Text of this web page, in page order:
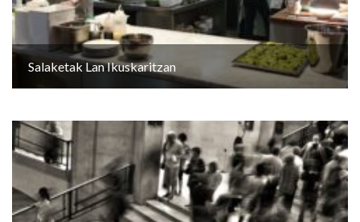
Salaketak Lan Ikuskaritzan